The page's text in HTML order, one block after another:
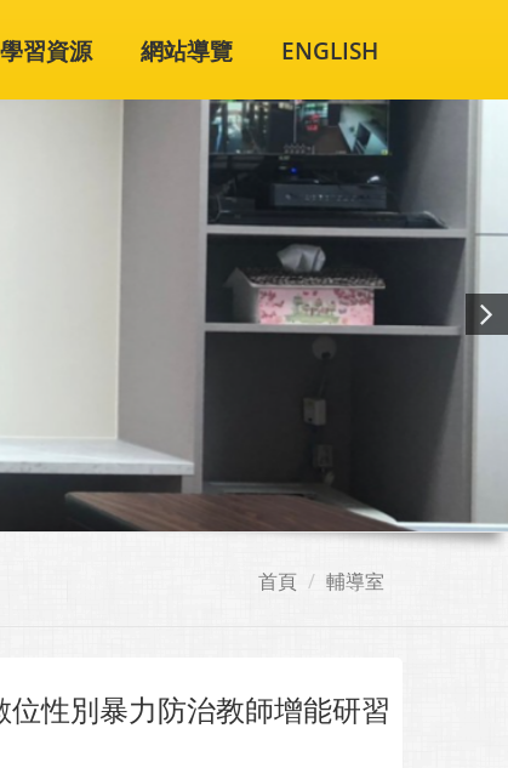
學習資源 網站導覽 ENGLISH
首頁 輔導室
性別暴力防治教師增能研習